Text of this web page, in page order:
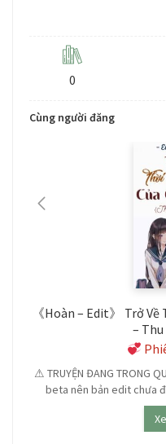
0
Cùng người đăng
《Hoàn – Edit》 Trở
–
⚠ TRUYỆN ĐANG TRONG
beta nên bản edit chưa